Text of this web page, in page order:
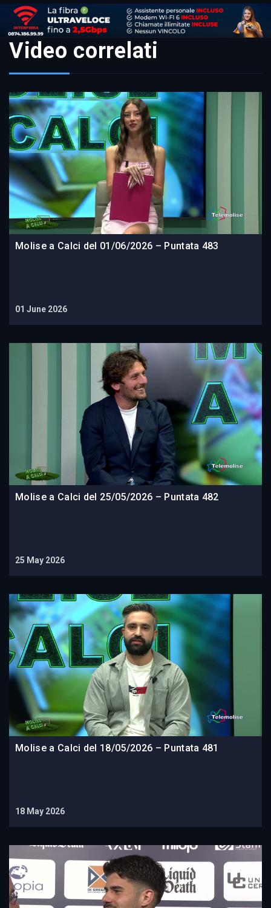
Video correlati
Molise a Calci del 01/06/2026 – Puntata 483
01 June 2026
Molise a Calci del 25/05/2026 – Puntata 482
25 May 2026
Molise a Calci del 18/05/2026 – Puntata 481
18 May 2026